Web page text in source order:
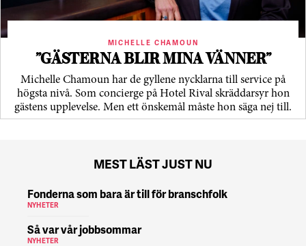
MICHELLE CHAMOUN
”GÄSTERNA BLIR MINA VÄNNER”
Michelle Chamoun har de gyllene nycklarna till service på
högsta nivå. Som concierge på Hotel Rival skräddarsyr hon
gästens upp­levelse. Men ett önskemål måste hon säga nej till.
MEST LÄST JUST NU
Fonderna som bara är till för branschfolk
NYHETER
Så var vår jobbsommar
NYHETER